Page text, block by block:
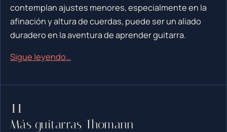
contemplan ajustes menores, especialmente en la
afinación y altura de cuerdas, puede ser un aliado
duradero en la aventura de aprender guitarra.
Sigue leyendo…
Más guitarras Thomann